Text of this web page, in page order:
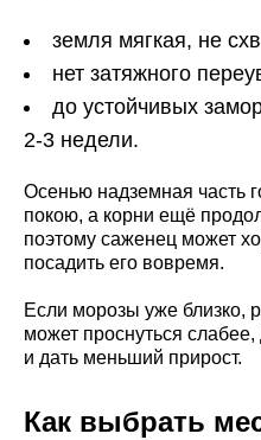
земля мягкая, не
нет затяжного
до устойчивых
2-3 недели.
Осенью надземная часть
покою, а корни ещё
поэтому саженец может
посадить его вовремя.
Если морозы уже близко,
может проснуться
и дать меньший прирост.
Как выбрать